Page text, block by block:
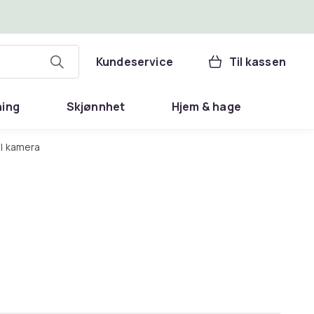
Kundeservice Til kassen
Skjønnhet Hjem & hage
kamera